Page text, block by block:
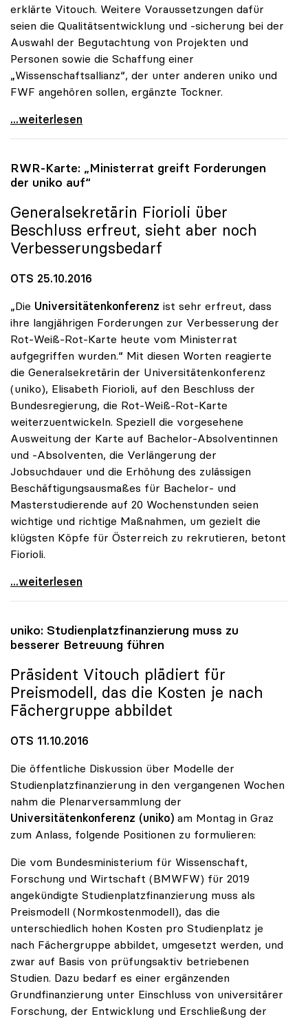
erklärte Vitouch. Weitere Voraussetzungen dafür
seien die Qualitätsentwicklung und -sicherung bei der
Auswahl der Begutachtung von Projekten und
Personen sowie die Schaffung einer
„Wissenschaftsallianz“, der unter anderen uniko und
FWF angehören sollen, ergänzte Tockner.
uniko und FWF forcieren Exzellenzprogramm für
...weiterlesen
RWR-Karte: „Ministerrat greift Forderungen
der uniko auf“
Generalsekretärin Fiorioli über
Beschluss erfreut, sieht aber noch
Verbesserungsbedarf
OTS 25.10.2016
„Die Universitätenkonferenz ist sehr erfreut, dass
ihre langjährigen Forderungen zur Verbesserung der
Rot-Weiß-Rot-Karte heute vom Ministerrat
aufgegriffen wurden.“ Mit diesen Worten reagierte
die Generalsekretärin der Universitätenkonferenz
(uniko), Elisabeth Fiorioli, auf den Beschluss der
Bundesregierung, die Rot-Weiß-Rot-Karte
weiterzuentwickeln. Speziell die vorgesehene
Ausweitung der Karte auf Bachelor-Absolventinnen
und -Absolventen, die Verlängerung der
Jobsuchdauer und die Erhöhung des zulässigen
Beschäftigungsausmaßes für Bachelor- und
Masterstudierende auf 20 Wochenstunden seien
wichtige und richtige Maßnahmen, um gezielt die
klügsten Köpfe für Österreich zu rekrutieren, betont
Fiorioli.
RWR-Karte: „Ministerrat greift Forderungen der
...weiterlesen
uniko: Studienplatzfinanzierung muss zu
besserer Betreuung führen
Präsident Vitouch plädiert für
Preismodell, das die Kosten je nach
Fächergruppe abbildet
OTS 11.10.2016
Die öffentliche Diskussion über Modelle der
Studienplatzfinanzierung in den vergangenen Wochen
nahm die Plenarversammlung der
Universitätenkonferenz (uniko) am Montag in Graz
zum Anlass, folgende Positionen zu formulieren:
Die vom Bundesministerium für Wissenschaft,
Forschung und Wirtschaft (BMWFW) für 2019
angekündigte Studienplatzfinanzierung muss als
Preismodell (Normkostenmodell), das die
unterschiedlich hohen Kosten pro Studienplatz je
nach Fächergruppe abbildet, umgesetzt werden, und
zwar auf Basis von prüfungsaktiv betriebenen
Studien. Dazu bedarf es einer ergänzenden
Grundfinanzierung unter Einschluss von universitärer
Forschung, der Entwicklung und Erschließung der